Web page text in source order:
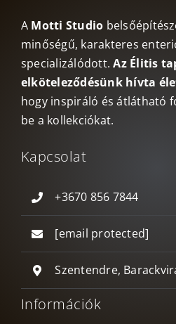
A Motti Studio
minőségű, karakteres
specializálódott.Az Élitis
elköteleződésünk hívta
hogy inspiráló és átlátható
be a kollekciókat.
Kapcsolat
+3670 856 7844
[email protected]
Szentendre,
Információk